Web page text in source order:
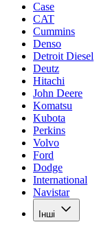
Case
CAT
Cummins
Denso
Detroit Diesel
Deutz
Hitachi
John Deere
Komatsu
Kubota
Perkins
Volvo
Ford
Dodge
International
Navistar
Інші